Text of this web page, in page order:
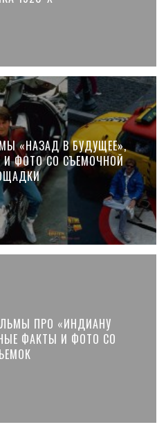
«НАЗАД В БУДУЩЕЕ»,
И ФОТО СО СЪЕМОЧНОЙ
ПРО «ИНДИАНУ
ФАКТЫ И ФОТО СО